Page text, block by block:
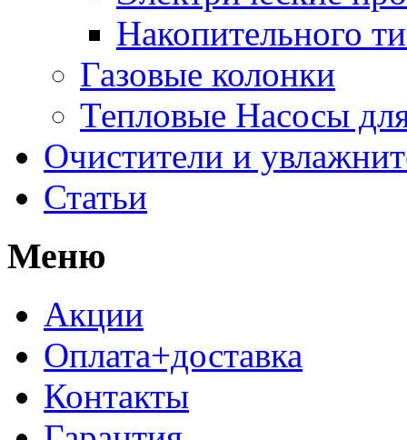
Накопительного
Газовые колонки
Тепловые Насосы
Очистители и
Статьи
Меню
Акции
Оплата+доставка
Контакты